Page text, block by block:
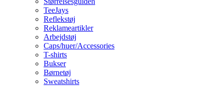
TeeJays
Reflekstøj
Reklameartikler
Arbejdstøj
Caps/huer/Accessories
T-shirts
Bukser
Børnetøj
Sweatshirts